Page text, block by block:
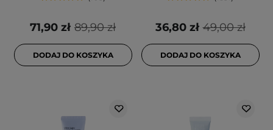
89,90 zł
71,90 zł
DODAJ DO KOSZYKA
49,00 zł
36,80 zł
DODAJ DO KOSZYKA